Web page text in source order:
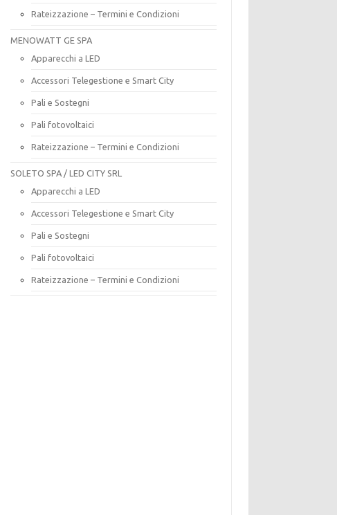
Rateizzazione – Termini e Condizioni
MENOWATT GE SPA
Apparecchi a LED
Accessori Telegestione e Smart City
Pali e Sostegni
Pali fotovoltaici
Rateizzazione – Termini e Condizioni
SOLETO SPA / LED CITY SRL
Apparecchi a LED
Accessori Telegestione e Smart City
Pali e Sostegni
Pali fotovoltaici
Rateizzazione – Termini e Condizioni